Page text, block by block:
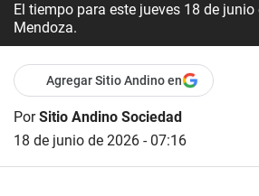
El tiempo para este jueves 18 de junio
Mendoza.
Agregar Sitio Andino en
PorSitio Andino Sociedad
18 de junio de 2026 - 07:16